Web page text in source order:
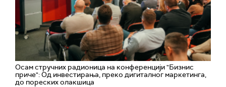
Осам стручних радионица на конференцији "Бизнис
приче": Од инвестирања, преко дигиталног маркетинга,
до пореских олакшица